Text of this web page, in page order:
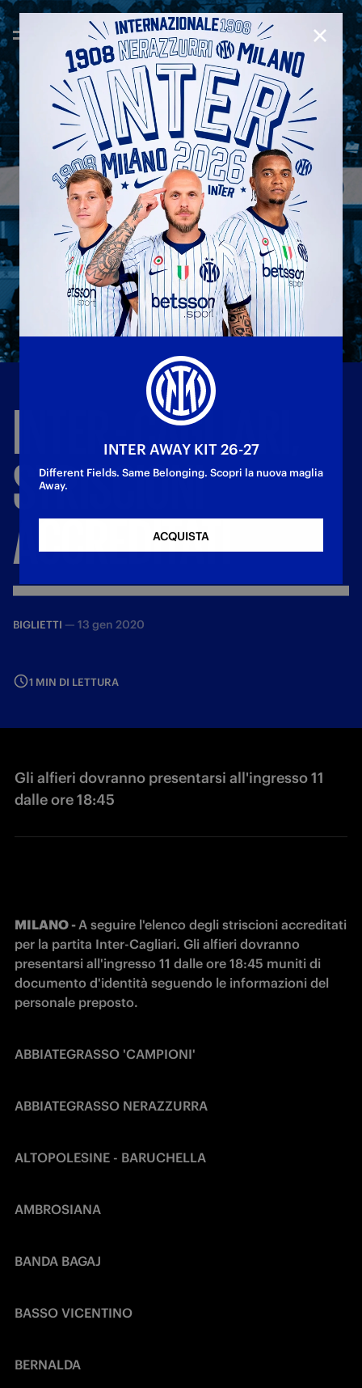
INTER-CAGLIARI,
STRISCIONI
ACCREDITATI
BIGLIETTI — 13 gen 2020
1 MIN DI LETTURA
Gli alfieri dovranno presentarsi all'ingresso 11
dalle ore 18:45
MILANO - A seguire l'elenco degli striscioni accreditati
per la partita Inter-Cagliari. Gli alfieri dovranno
presentarsi all'ingresso 11 dalle ore 18:45 muniti di
documento d'identità seguendo le informazioni del
personale preposto.
ABBIATEGRASSO 'CAMPIONI'
ABBIATEGRASSO NERAZZURRA
ALTOPOLESINE - BARUCHELLA
AMBROSIANA
BANDA BAGAJ
BASSO VICENTINO
BERNALDA
INTER AWAY KIT 26-27
Different Fields. Same Belonging. Scopri la nuova maglia
Away.
ACQUISTA